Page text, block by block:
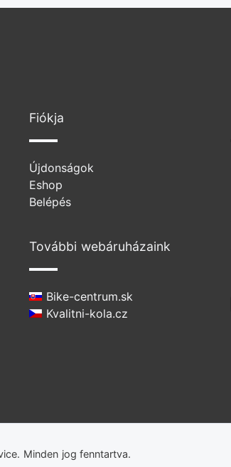
Fiókja
Újdonságok
Eshop
Belépés
További webáruházaink
Bike-centrum.sk
Kvalitni-kola.cz
Minden jog fenntartva.